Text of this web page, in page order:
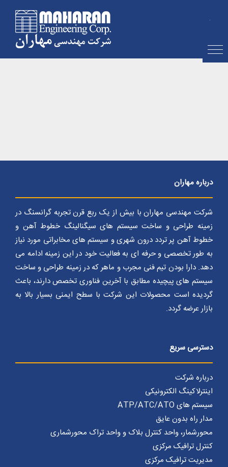
درباره مهاران
شرکت مهندسی مهاران با بیش از یک ربع قرن تجربه گرانسنگ در
زمینه طراحی و ساخت سیستم های سیگنالینگ خطوط آهن و
خطوط آهن پر تردد درون شهری و سیستم های مخابراتی مورد نیاز
به طور تخصصی و حرفه ای به فعالیت خود در این زمینه ادامه می
دهد. دارا بودن تیم فنی مجرب و ماهر که در زمینه طراحی و ساخت
سیستم های پیچیده مطابق با آخرین فناوری تخصص دارند، باعث
گردیده است محصولات این شرکت با سطح ایمنی بسیار بالا به
بازار عرضه گردد.
دسترسی سریع
درباره شرکت
اینترلاکینگ الکترونیکی
سیستم های ATP/ATC/ATO
مدار راه بدون عایق
محورشمار، واحد کنترل بلاک و واحد تراک محورشماری
کنترل ترافیک مرکزی
مدیریت ترافیک مرکزی